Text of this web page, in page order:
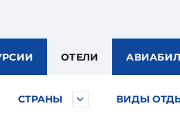
ОТЕЛИ АВИА
СТРАНЫ ВИДЫ